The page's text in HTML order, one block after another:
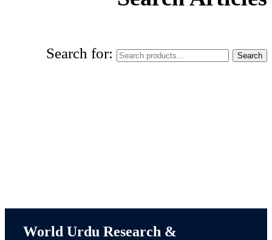
Search for: Search
World Urdu Research &